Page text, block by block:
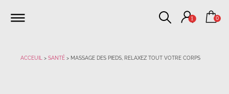
1 0
ACCEUIL > SANTÉ > MASSAGE DES PIEDS, RELAXEZ TOUT VOTRE CORPS